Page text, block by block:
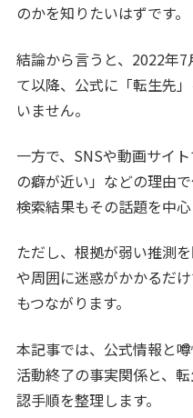
のかを知りたいはずです。
結論から言うと、2022年
て以降、公式に「転生先
いません。
一方で、SNSや動画サイ
の癖が近い」などの理由
検索結果もその話題を中心
ただし、根拠が弱い推測
や周囲に迷惑がかかるだ
もつながります。
本記事では、公式情報と
活動終了の事実関係と、
認手順を整理します。